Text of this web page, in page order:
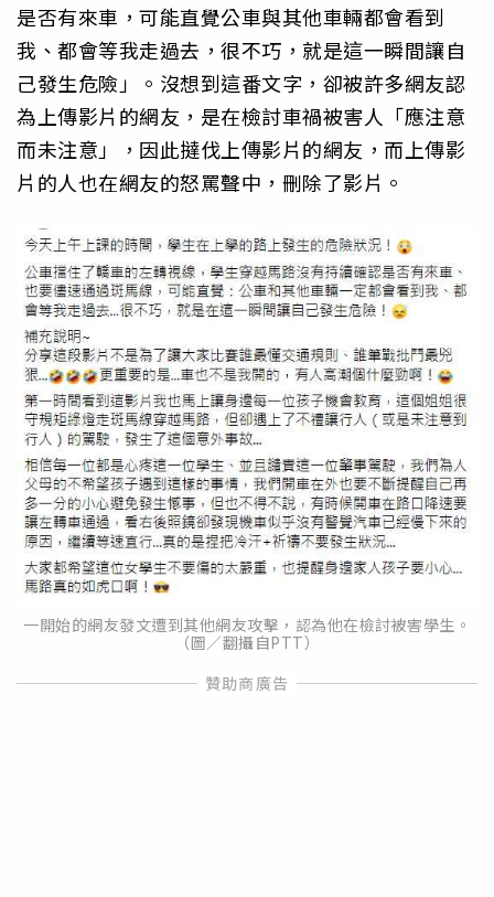
是否有來車，可能直覺公車與其他車輛都會看到
我、都會等我走過去，很不巧，就是這一瞬間讓自
己發生危險」。沒想到這番文字，卻被許多網友認
為上傳影片的網友，是在檢討車禍被害人「應注意
而未注意」，因此撻伐上傳影片的網友，而上傳影
片的人也在網友的怒罵聲中，刪除了影片。
一開始的網友發文遭到其他網友攻擊，認為他在檢討被害學生。
（圖／翻攝自PTT）